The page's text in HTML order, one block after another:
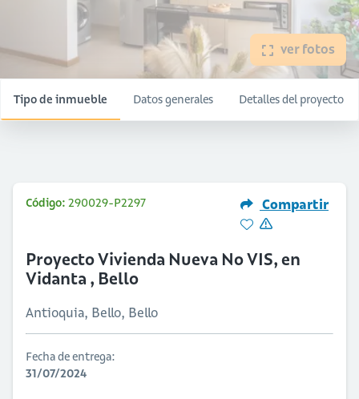
ver fotos
Tipo de inmueble Datos generales Detalles del proyecto
Código: 290029-P2297 Compartir
Proyecto Vivienda Nueva No VIS, en
Vidanta , Bello
Antioquia, Bello, Bello
Fecha de entrega:
31/07/2024